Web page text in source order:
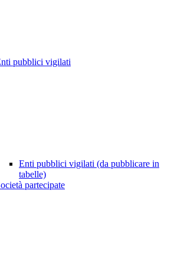
pubblici vigilati
Enti pubblici vigilati (da pubblicare in
tabelle)
partecipate